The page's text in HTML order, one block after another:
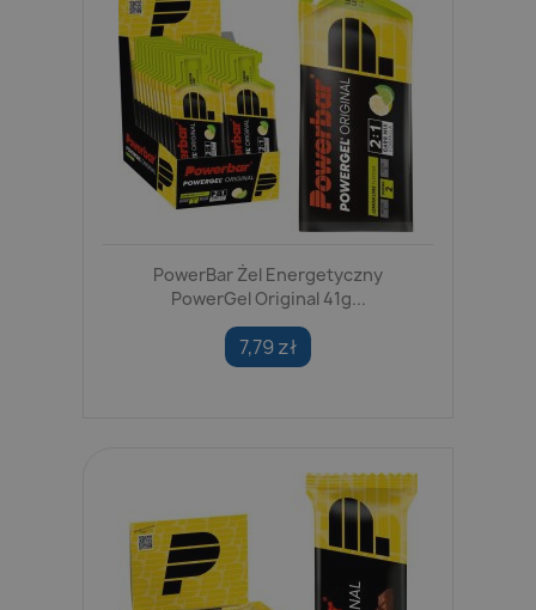
PowerBar Żel Energetyczny
PowerGel Original 41g...
7,79 zł